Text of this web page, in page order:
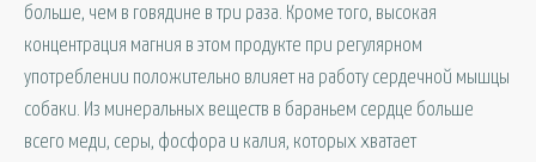
больше, чем в говядине в три раза. Кроме того, высокая
концентрация магния в этом продукте при регулярном
употреблении положительно влияет на работу сердечной мышцы
собаки. Из минеральных веществ в бараньем сердце больше
всего меди, серы, фосфора и калия, которых хватает